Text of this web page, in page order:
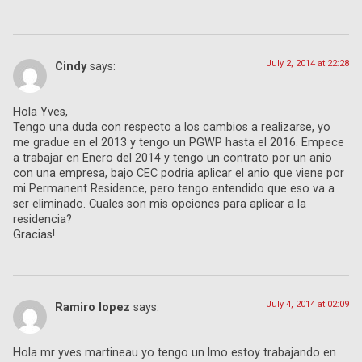
Cindy says: July 2, 2014 at 22:28
Hola Yves,
Tengo una duda con respecto a los cambios a realizarse, yo
me gradue en el 2013 y tengo un PGWP hasta el 2016. Empece
a trabajar en Enero del 2014 y tengo un contrato por un anio
con una empresa, bajo CEC podria aplicar el anio que viene por
mi Permanent Residence, pero tengo entendido que eso va a
ser eliminado. Cuales son mis opciones para aplicar a la
residencia?
Gracias!
Ramiro lopez says: July 4, 2014 at 02:09
Hola mr yves martineau yo tengo un lmo estoy trabajando en